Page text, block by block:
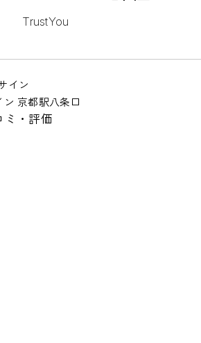
TrustYou
イン
京都駅八条口
ミ・評価